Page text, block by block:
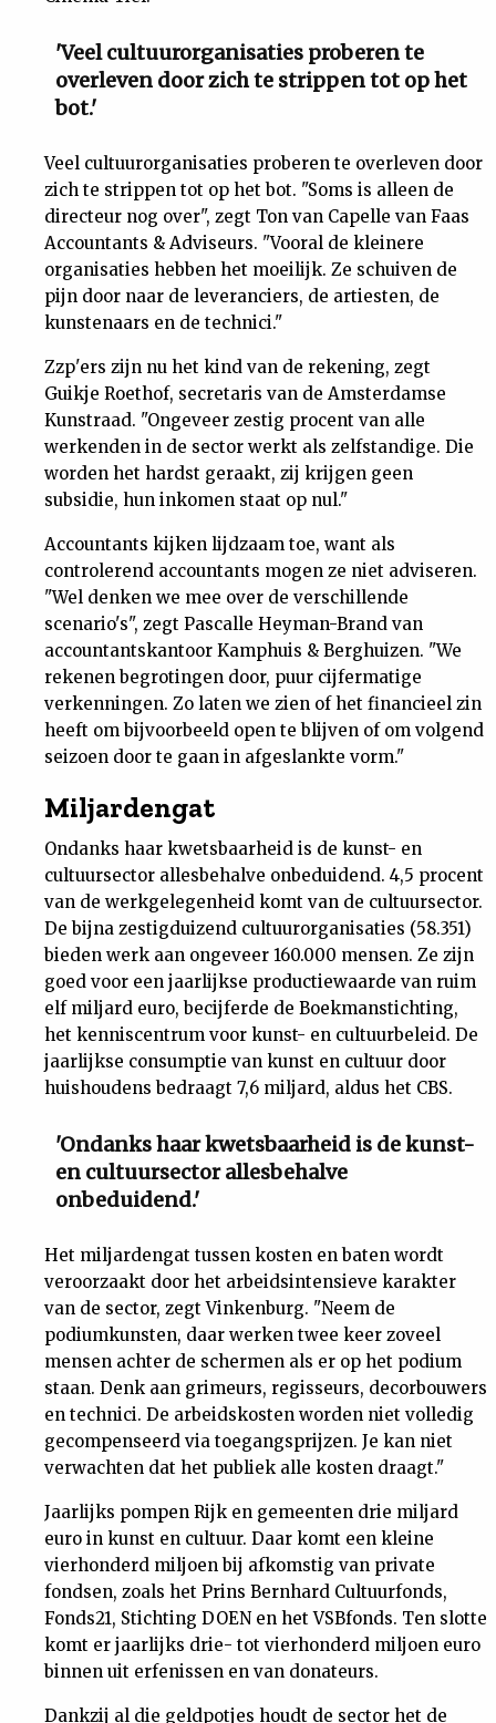
'Veel cultuurorganisaties proberen te
overleven door zich te strippen tot op het
bot.'
Veel cultuurorganisaties proberen te overleven door
zich te strippen tot op het bot. "Soms is alleen de
directeur nog over", zegt Ton van Capelle van Faas
Accountants & Adviseurs. "Vooral de kleinere
organisaties hebben het moeilijk. Ze schuiven de
pijn door naar de leveranciers, de artiesten, de
kunstenaars en de technici."
Zzp'ers zijn nu het kind van de rekening, zegt
Guikje Roethof, secretaris van de Amsterdamse
Kunstraad. "Ongeveer zestig procent van alle
werkenden in de sector werkt als zelfstandige. Die
worden het hardst geraakt, zij krijgen geen
subsidie, hun inkomen staat op nul."
Accountants kijken lijdzaam toe, want als
controlerend accountants mogen ze niet adviseren.
"Wel denken we mee over de verschillende
scenario's", zegt Pascalle Heyman-Brand van
accountantskantoor Kamphuis & Berghuizen. "We
rekenen begrotingen door, puur cijfermatige
verkenningen. Zo laten we zien of het financieel zin
heeft om bijvoorbeeld open te blijven of om volgend
seizoen door te gaan in afgeslankte vorm."
Miljardengat
Ondanks haar kwetsbaarheid is de kunst- en
cultuursector allesbehalve onbeduidend. 4,5 procent
van de werkgelegenheid komt van de cultuursector.
De bijna zestigduizend cultuurorganisaties (58.351)
bieden werk aan ongeveer 160.000 mensen. Ze zijn
goed voor een jaarlijkse productiewaarde van ruim
elf miljard euro, becijferde de Boekmanstichting,
het kenniscentrum voor kunst- en cultuurbeleid. De
jaarlijkse consumptie van kunst en cultuur door
huishoudens bedraagt 7,6 miljard, aldus het CBS.
'Ondanks haar kwetsbaarheid is de kunst-
en cultuursector allesbehalve
onbeduidend.'
Het miljardengat tussen kosten en baten wordt
veroorzaakt door het arbeidsintensieve karakter
van de sector, zegt Vinkenburg. "Neem de
podiumkunsten, daar werken twee keer zoveel
mensen achter de schermen als er op het podium
staan. Denk aan grimeurs, regisseurs, decorbouwers
en technici. De arbeidskosten worden niet volledig
gecompenseerd via toegangsprijzen. Je kan niet
verwachten dat het publiek alle kosten draagt."
Jaarlijks pompen Rijk en gemeenten drie miljard
euro in kunst en cultuur. Daar komt een kleine
vierhonderd miljoen bij afkomstig van private
fondsen, zoals het Prins Bernhard Cultuurfonds,
Fonds21, Stichting DOEN en het VSBfonds. Ten slotte
komt er jaarlijks drie- tot vierhonderd miljoen euro
binnen uit erfenissen en van donateurs.
Dankzij al die geldpotjes houdt de sector het de